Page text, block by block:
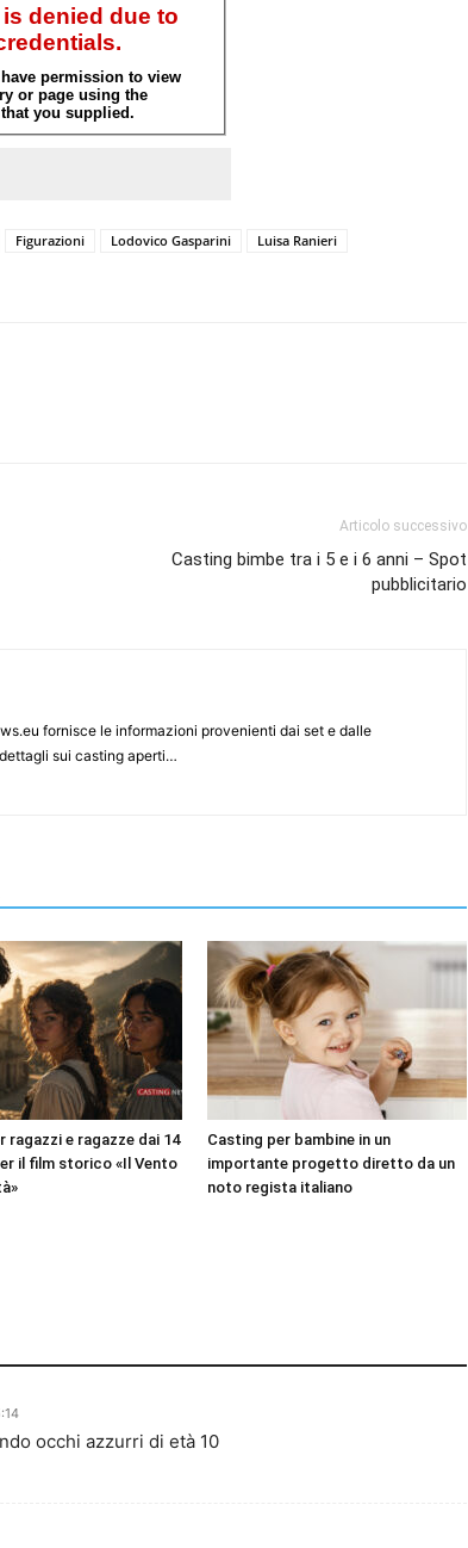
Figurazioni Lodovico Gasparini
Luisa Ranieri
Articolo successivo
Casting bimbe tra i 5 e i 6 anni – Spot
pubblicitario
fornisce le informazioni provenienti dai set e dalle
sui casting aperti…
ragazzi e ragazze dai 14
il film storico «Il Vento
Casting per bambine in un
importante progetto diretto da un
noto regista italiano
occhi azzurri di età 10